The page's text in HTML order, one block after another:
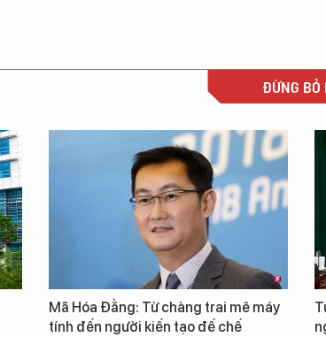
ĐỪNG BỎ
Mã Hóa Đằng: Từ chàng trai mê máy
tính đến người kiến tạo đế chế